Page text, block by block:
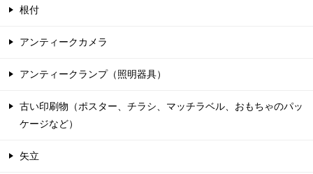
根付
アンティークカメラ
アンティークランプ（照明器具）
古い印刷物（ポスター、チラシ、マッチラベル、おもちゃのパッ
ケージなど）
矢立